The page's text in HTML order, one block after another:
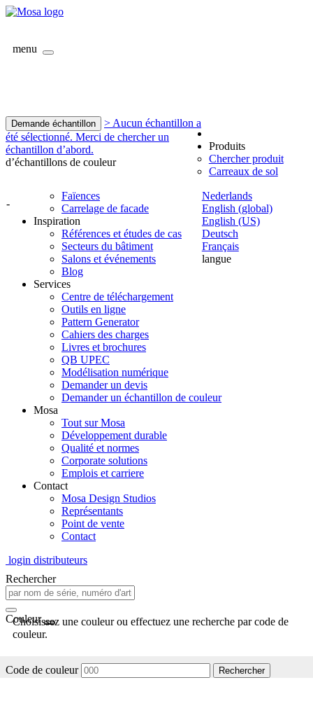
menu
Demande échantillon
> Aucun échantillon a
été sélectionné. Merci de chercher un
échantillon d’abord.
d’échantillons de couleur
-
Nederlands
English (global)
English (US)
Deutsch
Français
langue
Produits
Chercher produit
Carreaux de sol
Faïences
Carrelage de facade
Inspiration
Références et études de cas
Secteurs du bâtiment
Salons et événements
Blog
Services
Centre de téléchargement
Outils en ligne
Pattern Generator
Cahiers des charges
Livres et brochures
QB UPEC
Modélisation numérique
Demander un devis
Demander un échantillon de couleur
Mosa
Tout sur Mosa
Développement durable
Qualité et normes
Corporate solutions
Emplois et carriere
Contact
Mosa Design Studios
Représentants
Point de vente
Contact
login distributeurs
Rechercher
Couleur
Choisissez une couleur ou effectuez une recherche par code de
couleur.
Code de couleur Rechercher